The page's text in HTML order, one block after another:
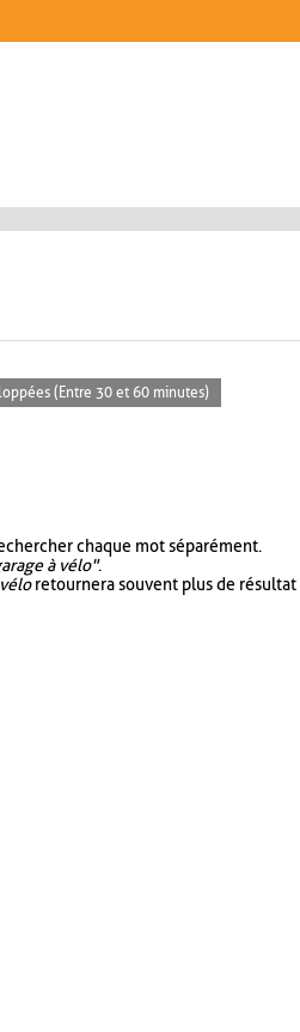
(Entre 30 et 60 minutes)
chaque mot séparément.
à vélo".
retournera souvent plus de résultat